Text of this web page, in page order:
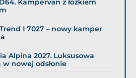
Kampervan z łóżkiem
I 7027 – nowy kamper
Alpina 2027. Luksusowa
w nowej odsłonie